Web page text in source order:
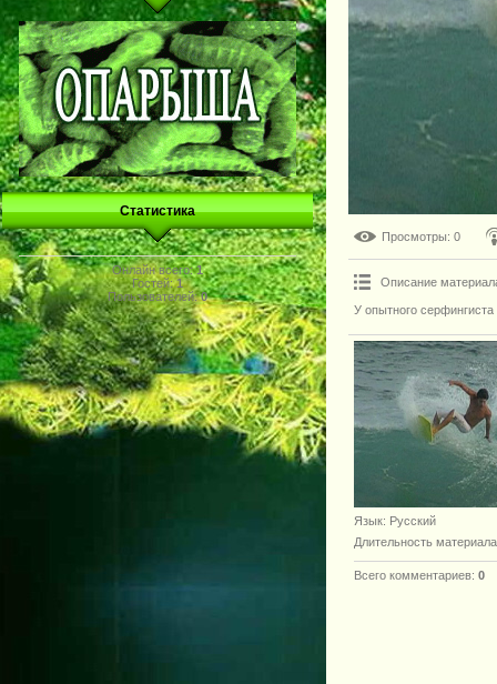
Статистика
Онлайн всего:1
Гостей:1
Пользователей:0
Просмотры: 0
Описание
У опытного
Язык: Русский
Длительность материала
Всего комментариев: 0